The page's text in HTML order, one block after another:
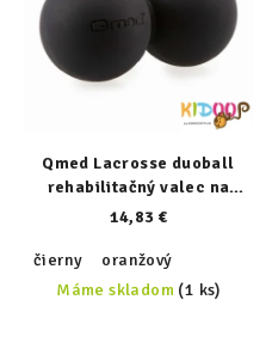
Qmed Lacrosse duoball
rehabilitačný valec na
masáž
14,83 €
čierny
oranžový
Máme skladom (1 ks)